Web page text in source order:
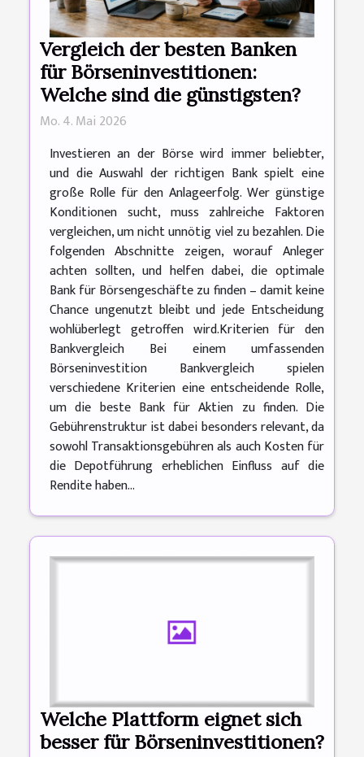
Vergleich der besten Banken
für Börseninvestitionen:
Welche sind die günstigsten?
Mo. 4. Mai 2026
Investieren an der Börse wird immer beliebter,
und die Auswahl der richtigen Bank spielt eine
große Rolle für den Anlageerfolg. Wer günstige
Konditionen sucht, muss zahlreiche Faktoren
vergleichen, um nicht unnötig viel zu bezahlen. Die
folgenden Abschnitte zeigen, worauf Anleger
achten sollten, und helfen dabei, die optimale
Bank für Börsengeschäfte zu finden – damit keine
Chance ungenutzt bleibt und jede Entscheidung
wohlüberlegt getroffen wird.Kriterien für den
Bankvergleich Bei einem umfassenden
Börseninvestition Bankvergleich spielen
verschiedene Kriterien eine entscheidende Rolle,
um die beste Bank für Aktien zu finden. Die
Gebührenstruktur ist dabei besonders relevant, da
sowohl Transaktionsgebühren als auch Kosten für
die Depotführung erheblichen Einfluss auf die
Rendite haben...
Welche Plattform eignet sich
besser für Börseninvestitionen?